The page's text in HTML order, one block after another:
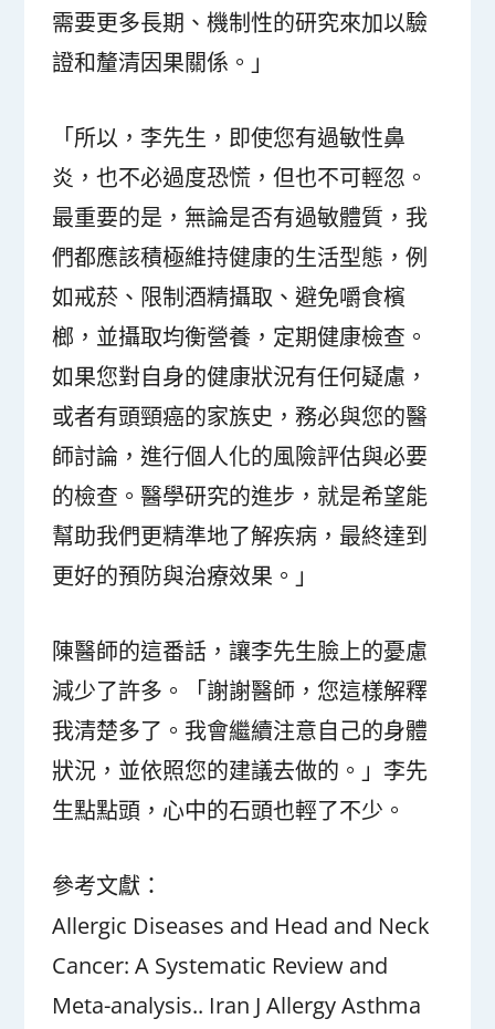
需要更多長期、機制性的研究來加以驗
證和釐清因果關係。」
「所以，李先生，即使您有過敏性鼻
炎，也不必過度恐慌，但也不可輕忽。
最重要的是，無論是否有過敏體質，我
們都應該積極維持健康的生活型態，例
如戒菸、限制酒精攝取、避免嚼食檳
榔，並攝取均衡營養，定期健康檢查。
如果您對自身的健康狀況有任何疑慮，
或者有頭頸癌的家族史，務必與您的醫
師討論，進行個人化的風險評估與必要
的檢查。醫學研究的進步，就是希望能
幫助我們更精準地了解疾病，最終達到
更好的預防與治療效果。」
陳醫師的這番話，讓李先生臉上的憂慮
減少了許多。「謝謝醫師，您這樣解釋
我清楚多了。我會繼續注意自己的身體
狀況，並依照您的建議去做的。」李先
生點點頭，心中的石頭也輕了不少。
參考文獻：
Allergic Diseases and Head and Neck
Cancer: A Systematic Review and
Meta-analysis.. Iran J Allergy Asthma